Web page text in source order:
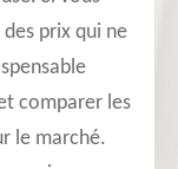
prix qui ne
comparer les
le marché.